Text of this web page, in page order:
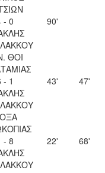
- 0
90'
ΘΟΙ
- 1
43' 47'
- 8
22' 68'